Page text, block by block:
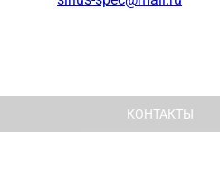
КОНТАКТЫ